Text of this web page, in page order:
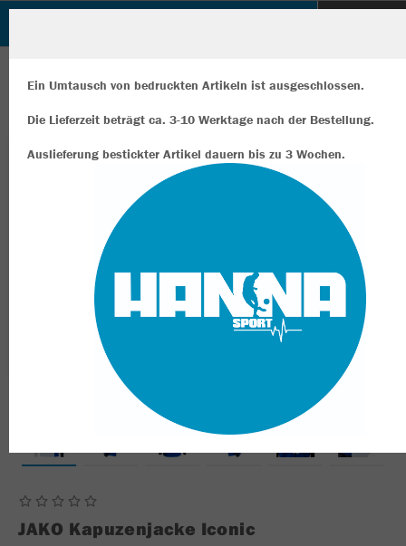
JAKO Kapuzenjacke Iconic
Ein Umtausch von bedruckten Artikeln ist ausgeschlossen.
Die Lieferzeit beträgt ca. 3-10 Werktage nach der Bestellung.
Auslieferung bestickter Artikel dauern bis zu 3 Wochen.
Wir verwenden Cookies
Durch die Analyse der Besucherdaten können wir dir personalisierte
Inhalte anzeigen und unsere Website verbessern. Weitere
zu den Cookies findest Du in den Einstellungen.
Alle ablehnen
mehr Infos